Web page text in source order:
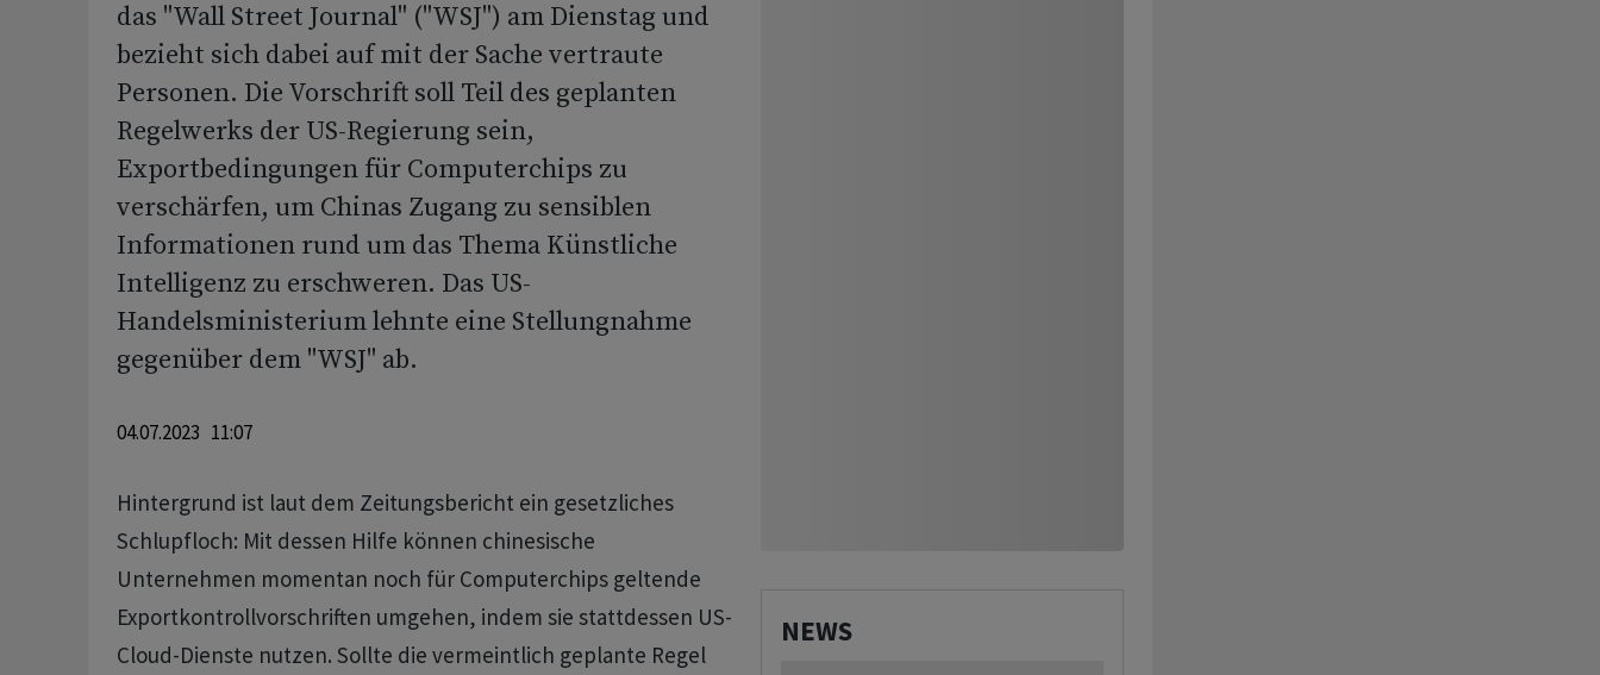
das "Wall Street Journal" ("WSJ") am Dienstag und
bezieht sich dabei auf mit der Sache vertraute
Personen. Die Vorschrift soll Teil des geplanten
Regelwerks der US-Regierung sein,
Exportbedingungen für Computerchips zu
verschärfen, um Chinas Zugang zu sensiblen
Informationen rund um das Thema Künstliche
Intelligenz zu erschweren. Das US-
Handelsministerium lehnte eine Stellungnahme
gegenüber dem "WSJ" ab.
04.07.2023 11:07
Hintergrund ist laut dem Zeitungsbericht ein gesetzliches
Schlupfloch: Mit dessen Hilfe können chinesische
Unternehmen momentan noch für Computerchips geltende
Exportkontrollvorschriften umgehen, indem sie stattdessen US-
Cloud-Dienste nutzen. Sollte die vermeintlich geplante Regel
NEWS